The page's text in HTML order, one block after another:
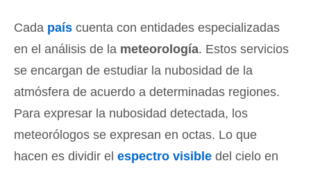
Cada país cuenta con entidades especializadas
en el análisis de la meteorología. Estos servicios
se encargan de estudiar la nubosidad de la
atmósfera de acuerdo a determinadas regiones.
Para expresar la nubosidad detectada, los
meteorólogos se expresan en octas. Lo que
hacen es dividir el espectro visible del cielo en